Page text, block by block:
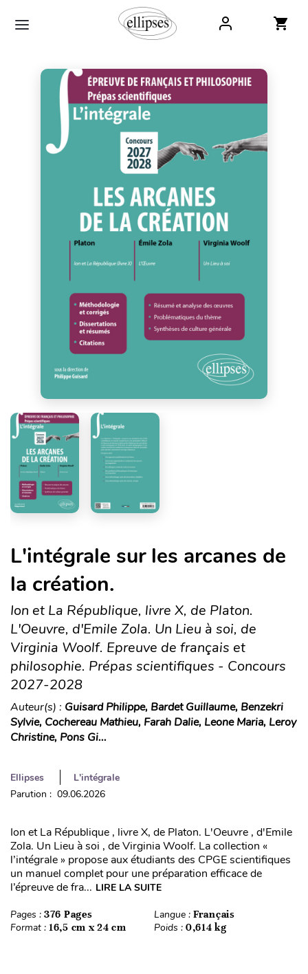
L'intégrale sur les arcanes de
la création.
Ion et La République, livre X, de Platon.
L'Oeuvre, d'Emile Zola. Un Lieu à soi, de
Virginia Woolf. Epreuve de français et
philosophie. Prépas scientifiques - Concours
2027-2028
Auteur(s) : Guisard Philippe, Bardet Guillaume, Benzekri
Sylvie, Cochereau Mathieu, Farah Dalie, Leone Maria, Leroy
Christine, Pons Gi...
Ellipses
L'intégrale
Parution : 09.06.2026
Ion et La République , livre X, de Platon. L'Oeuvre , d'Emile
Zola. Un Lieu à soi , de Virginia Woolf. La collection «
l’intégrale » propose aux étudiants des CPGE scientifiques
un manuel complet pour une préparation efficace de
l’épreuve de fra... LIRE LA SUITE
Pages : 376 Pages Langue : Français
Format : 16,5 cm x 24 cm Poids : 0,614 kg